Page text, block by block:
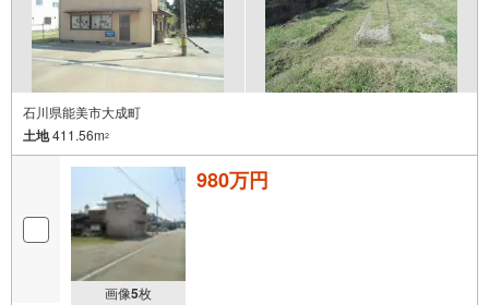
石川県能美市大成町
土地411.56m2
画像5枚
980万円